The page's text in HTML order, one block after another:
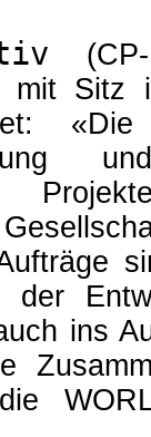
mit
«Die
der
ins